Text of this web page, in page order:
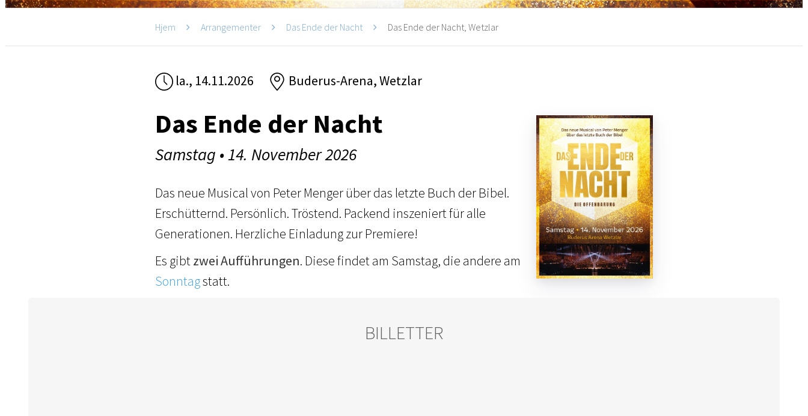
Hjem Arrangementer Das Ende der Nacht Das Ende der Nacht, Wetzlar
la., 14.11.2026 Buderus-Arena, Wetzlar
Das Ende der Nacht
Samstag • 14. November 2026
Das neue Musical von Peter Menger über das letzte Buch der Bibel.
Erschütternd. Persönlich. Tröstend. Packend inszeniert für alle
Generationen. Herzliche Einladung zur Premiere!
Es gibtzwei Aufführungen. Diese findet am Samstag, die andere am
Sonntagstatt.
BILLETTER